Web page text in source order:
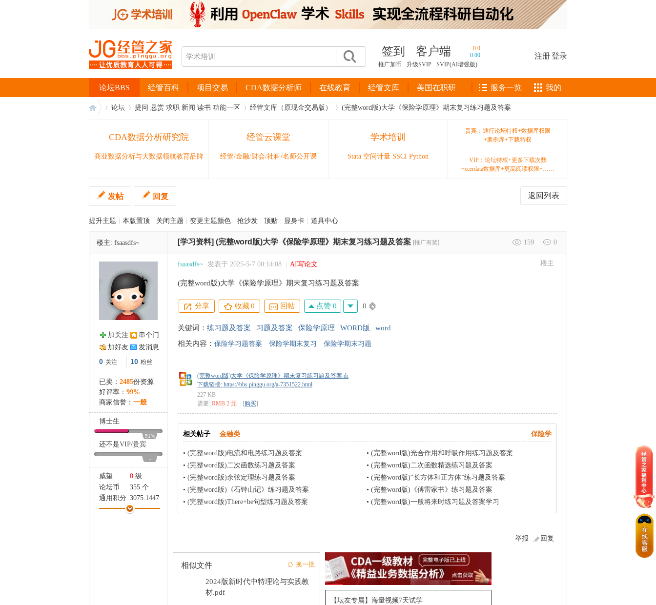
签到 客户端
0.0
0.00
推广加币
升级SVIP SVIP(AI增强版)
注册登录
经管百科 项目交易 CDA数据分析师 在线教育 经管文库 美国在职研
论坛BBS 服务一览 我的
论坛 提问 悬赏 求职 新闻 读书 功能一区 经管文库（原现金交易版） (完整word版)大学《保险学原理》期末复习练习题及答案
CDA数据分析研究院
商业数据分析与大数据领航教育品牌
经管云课堂
经管/金融/财会/社科/名师公开课
学术培训
Stata 空间计量 SSCI Python
贵宾：通行论坛特权+数据库权限
+案例库+下载特权
VIP：论坛特权+更多下载次数
+ccerdata数据库+更高阅读权限+……
返回列表
发帖 回复
提升主题 本版置顶 关闭主题 变更主题颜色 抢沙发 顶贴 显身卡 道具中心
楼主: fsaasdfs~ 159 0
[学习资料] (完整word版)大学《保险学原理》期末复习练习题及答案 [推广有奖]
加关注
串个门
加好友
发消息
0 关注 10 粉丝
已卖： 2485份资源
好评率： 99%
商家信誉： 一般
博士生
51%
还不是VIP/贵宾
-
威望 0 级
论坛币
355 个
通用积分 3075.1447
学术水平
66 点
楼主
fsaasdfs~ 发表于 2025-5-7 00:14:08 AI写论文
(完整word版)大学《保险学原理》期末复习练习题及答案
分享 收藏0 回帖 点赞 0 0
关键词： 练习题及答案 习题及答案 保险学原理 WORD版
word
相关内容： 保险学习题答案 保险学期末复习 保险学期末习题
(完整word版)大学《保险学原理》期末复习练习题及答案.doc
下载链接: https://bbs.pinggu.org/a-7351522.html
227 KB
需要: RMB 2 元 [购买]
相关帖子 金融类 保险学
• (完整word版)电流和电路练习题及答案 • (完整word版)光合作用和呼吸作用练习题及答案
• (完整word版)二次函数练习题及答案 • (完整word版)二次函数精选练习题及答案
• (完整word版)余弦定理练习题及答案 • (完整word版)“长方体和正方体”练习题及答案
• (完整word版)《石钟山记》练习题及答案 • (完整word版)《傅雷家书》练习题及答案
• (完整word版)There+be句型练习题及答案 • (完整word版)一般将来时练习题及答案学习
回复
举报
相似文件 换一批
2024版新时代中特理论与实践教
材.pdf
【坛友专属】海量视频7天试学